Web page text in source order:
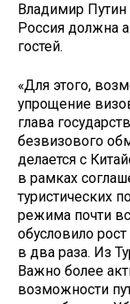
Владимир Путин
Россия должна
гостей.
«Для этого,
упрощение
глава
безвизового
делается с
в рамках
туристических
режима почти
обусловило
в два раза. Из
Важно более
возможности